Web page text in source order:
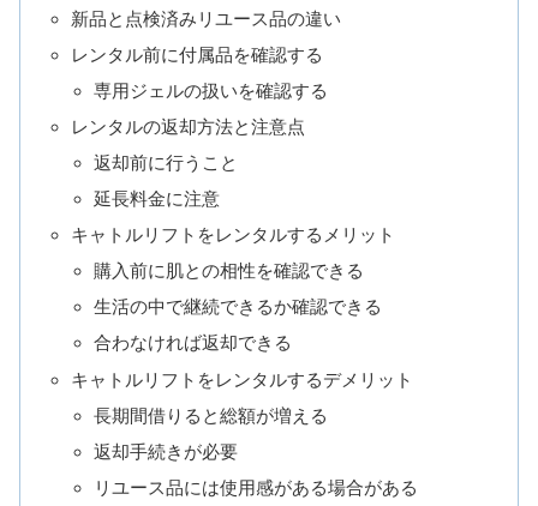
新品と点検済みリユース品の違い
レンタル前に付属品を確認する
専用ジェルの扱いを確認する
レンタルの返却方法と注意点
返却前に行うこと
延長料金に注意
キャトルリフトをレンタルするメリット
購入前に肌との相性を確認できる
生活の中で継続できるか確認できる
合わなければ返却できる
キャトルリフトをレンタルするデメリット
長期間借りると総額が増える
返却手続きが必要
リユース品には使用感がある場合がある